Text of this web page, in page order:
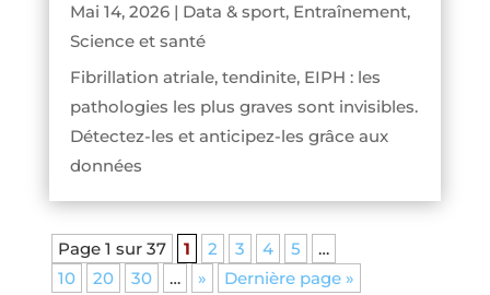
Mai 14, 2026| Data & sport, Entraînement,
Science et santé
Fibrillation atriale, tendinite, EIPH : les
pathologies les plus graves sont invisibles.
Détectez-les et anticipez-les grâce aux
données
Page 1 sur 37 1 2 3 4 5
…
10
20 30 … » Dernière page »